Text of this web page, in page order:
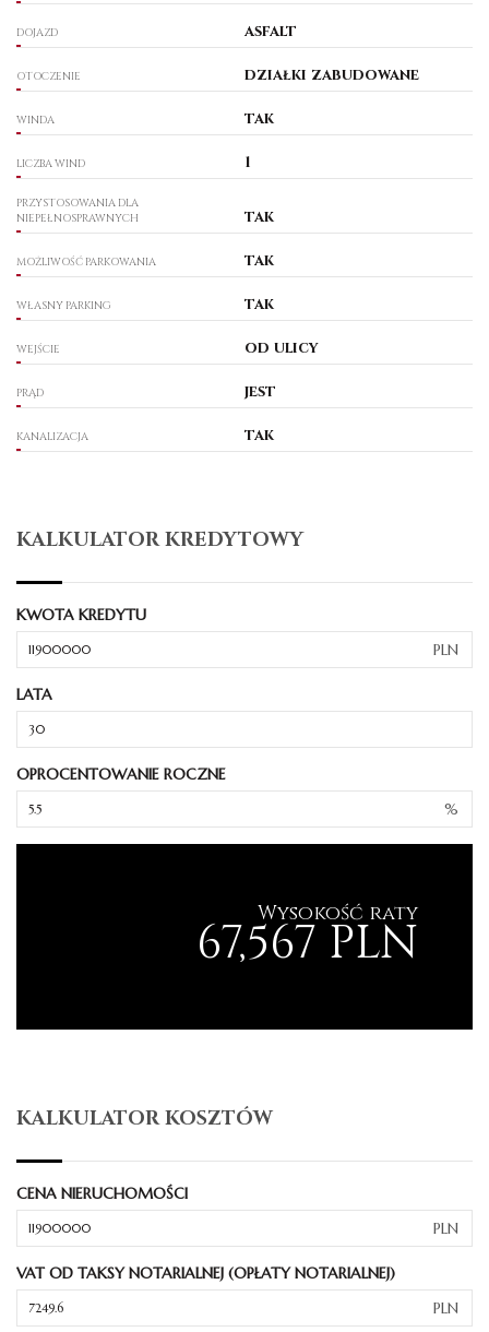
DOJAZD asfalt
OTOCZENIE działki zabudowane
WINDA tak
LICZBA WIND 1
PRZYSTOSOWANIA DLA
NIEPEŁNOSPRAWNYCH
tak
MOŻLIWOŚĆ PARKOWANIA tak
WŁASNY PARKING tak
WEJŚCIE od ulicy
PRĄD jest
KANALIZACJA tak
KALKULATOR KREDYTOWY
KWOTA KREDYTU
PLN
LATA
OPROCENTOWANIE ROCZNE
%
Wysokość raty
67,567 PLN
KALKULATOR KOSZTÓW
CENA NIERUCHOMOŚCI
PLN
VAT OD TAKSY NOTARIALNEJ (OPŁATY NOTARIALNEJ)
PLN